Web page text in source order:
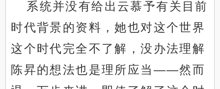
系统并没有给出云慕予有关目前
时代背景的资料，她也对这个世界
这个时代完全不了解，没办法理解
陈昇的想法也是理所应当——然而